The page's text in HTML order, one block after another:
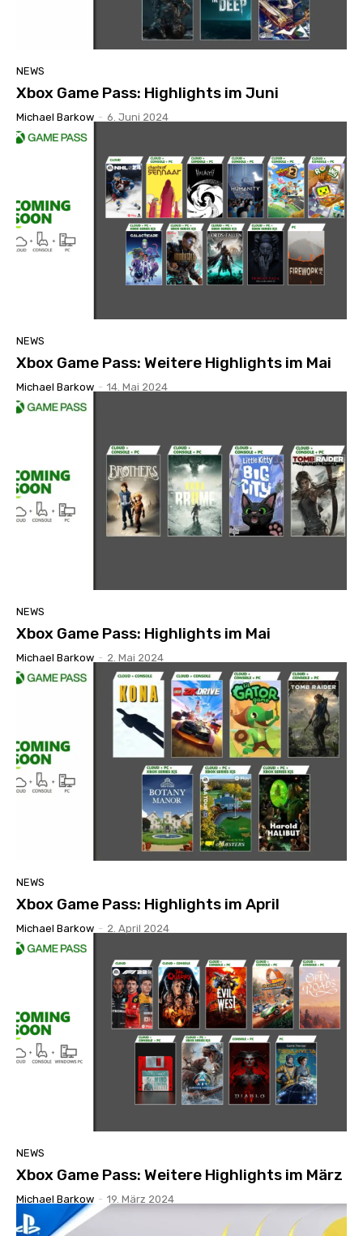
NEWS
Xbox Game Pass: Highlights im Juni
Michael Barkow - 6. Juni 2024
NEWS
Xbox Game Pass: Weitere Highlights im Mai
Michael Barkow - 14. Mai 2024
NEWS
Xbox Game Pass: Highlights im Mai
Michael Barkow - 2. Mai 2024
NEWS
Xbox Game Pass: Highlights im April
Michael Barkow - 2. April 2024
NEWS
Xbox Game Pass: Weitere Highlights im März
Michael Barkow - 19. März 2024